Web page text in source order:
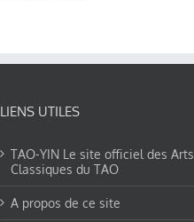
LIENS UTILES
TAO-YIN Le site officiel des Arts
Classiques du TAO
A propos de ce site